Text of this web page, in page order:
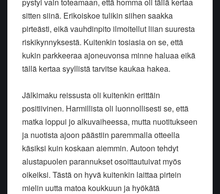
sitten siinä. Erikoiskoe tulikin siihen saakka
pirteästi, eikä vauhdinpito ilmoitellut liian suuresta
riskikynnyksestä. Kuitenkin tosiasia on se, että
kukin parkkeeraa ajoneuvonsa minne haluaa eikä
tällä kertaa syyllistä tarvitse kaukaa hakea.
Jälkimaku reissusta oli kuitenkin erittäin
positiivinen. Harmillista oli luonnollisesti se, että
matka loppui jo alkuvaiheessa, mutta nuotitukseen
ja nuotista ajoon päästiin paremmalla otteella
käsiksi kuin koskaan aiemmin. Autoon tehdyt
alustapuolen parannukset osoittautuivat myös
oikeiksi. Tästä on hyvä kuitenkin laittaa pirtein
mielin uutta matoa koukkuun ja hyökätä